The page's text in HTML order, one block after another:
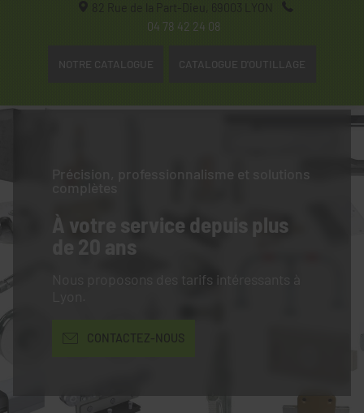
82 Rue de la Part-Dieu, 69003
LYON
04 78 42 24 08
NOTRE CATALOGUE CATALOGUE D'OUTILLAGE
Précision, professionnalisme et solutions
complètes
À votre service depuis plus
de 20 ans
Nous proposons des tarifs intéressants à
CONTACTEZ-NOUS